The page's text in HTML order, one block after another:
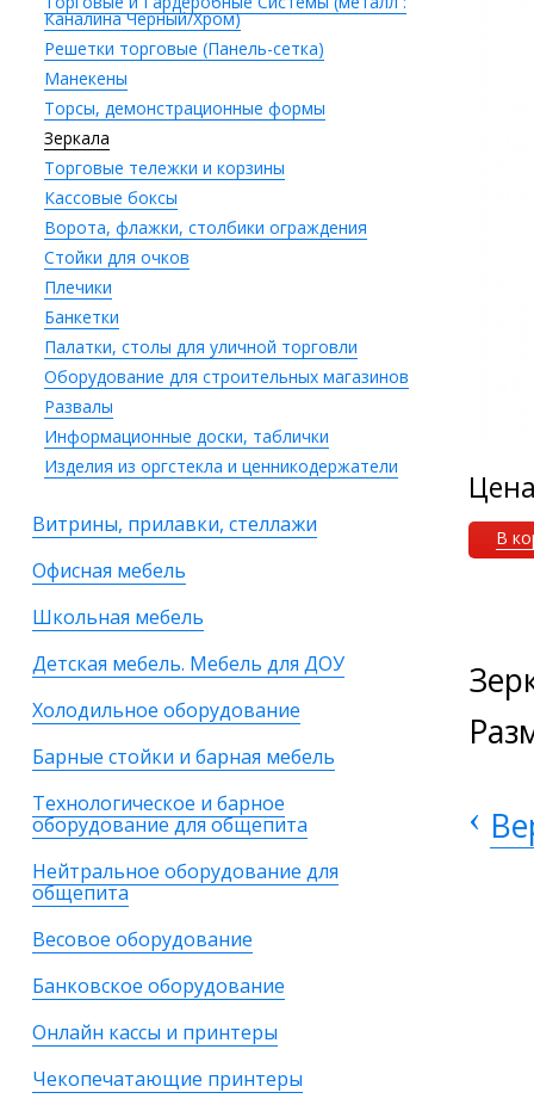
Каналина Черный/Хром)
Решетки торговые (Панель-сетка)
Манекены
Торсы, демонстрационные формы
Зеркала
Торговые тележки и корзины
Кассовые боксы
Ворота, флажки, столбики ограждения
Стойки для очков
Плечики
Банкетки
Палатки, столы для уличной торговли
Оборудование для строительных магазинов
Развалы
Информационные доски, таблички
Изделия из оргстекла и ценникодержатели
Витрины, прилавки, стеллажи
Офисная мебель
Школьная мебель
Детская мебель. Мебель для ДОУ
Холодильное оборудование
Барные стойки и барная мебель
Технологическое и барное
оборудование для общепита
Нейтральное оборудование для
общепита
Весовое оборудование
Банковское оборудование
Онлайн кассы и принтеры
Чекопечатающие принтеры
В
‹